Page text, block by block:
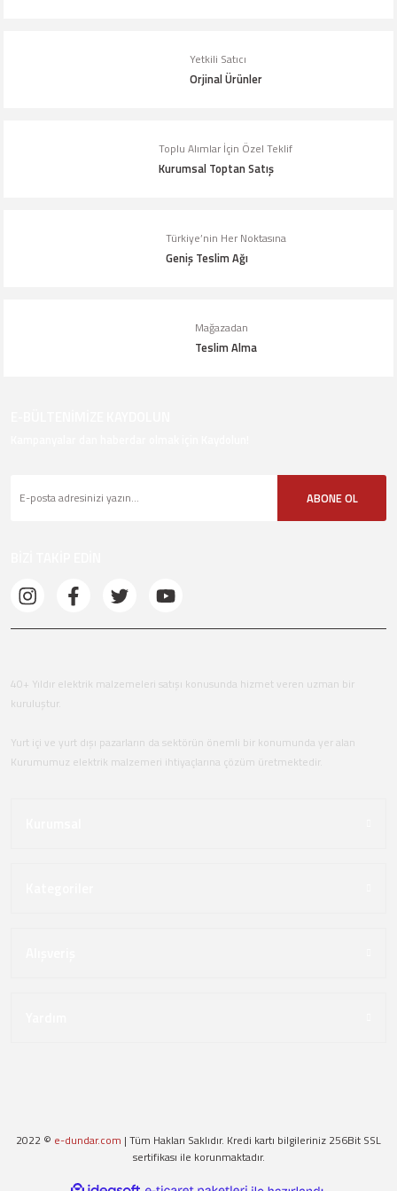
Gönder
Yetkili Satıcı
Orjinal Ürünler
Toplu Alımlar İçin Özel Teklif
Kurumsal Toptan Satış
Türkiye’nin Her Noktasına
Geniş Teslim Ağı
Mağazadan
Teslim Alma
ABONE OL
40+ Yıldır elektrik malzemeleri satışı konusunda hizmet veren uzman bir
kuruluştur.
Yurt içi ve yurt dışı pazarların da sektörün önemli bir konumunda yer alan
Kurumumuz elektrik malzemeri ihtiyaçlarına çözüm üretmektedir.
2022 © e-dundar.com | Tüm Hakları Saklıdır. Kredi kartı bilgileriniz 256Bit SSL
sertifikası ile korunmaktadır.